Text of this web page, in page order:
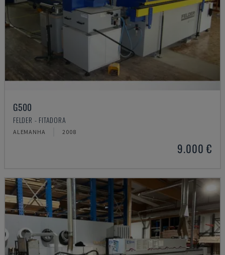
G500
FELDER - FITADORA
ALEMANHA 2008
9.000 €